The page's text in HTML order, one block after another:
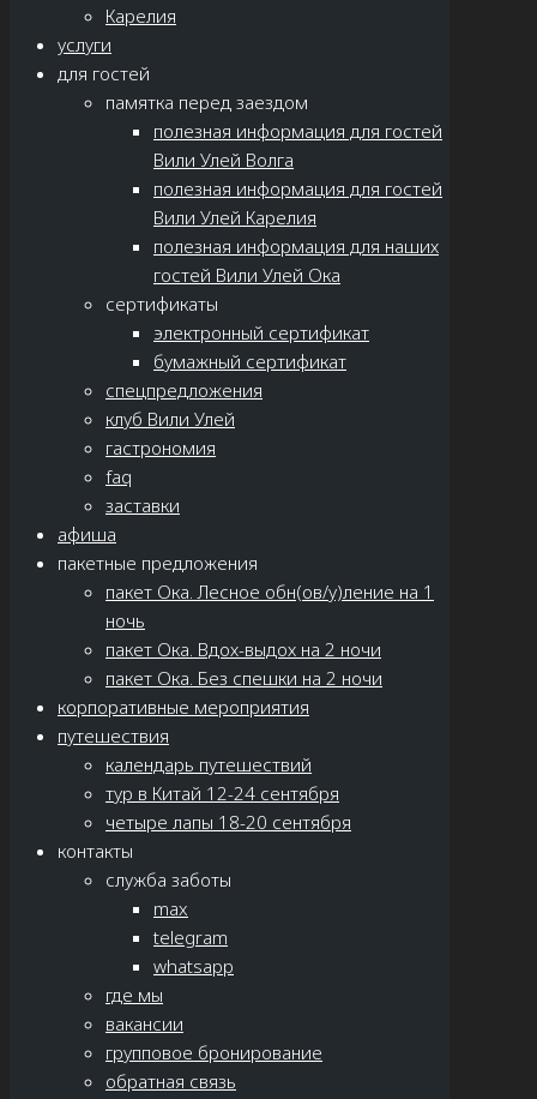
Карелия
услуги
для гостей
памятка перед заездом
полезная информация для гостей
Вили Улей Волга
полезная информация для гостей
Вили Улей Карелия
полезная информация для наших
гостей Вили Улей Ока
сертификаты
электронный сертификат
бумажный сертификат
спецпредложения
клуб Вили Улей
гастрономия
faq
заставки
афиша
пакетные предложения
пакет Ока. Лесное обн(ов/у)ление на 1
ночь
пакет Ока. Вдох-выдох на 2 ночи
пакет Ока. Без спешки на 2 ночи
корпоративные мероприятия
путешествия
календарь путешествий
тур в Китай 12-24 сентября
четыре лапы 18-20 сентября
контакты
служба заботы
max
telegram
whatsapp
где мы
вакансии
групповое бронирование
обратная связь